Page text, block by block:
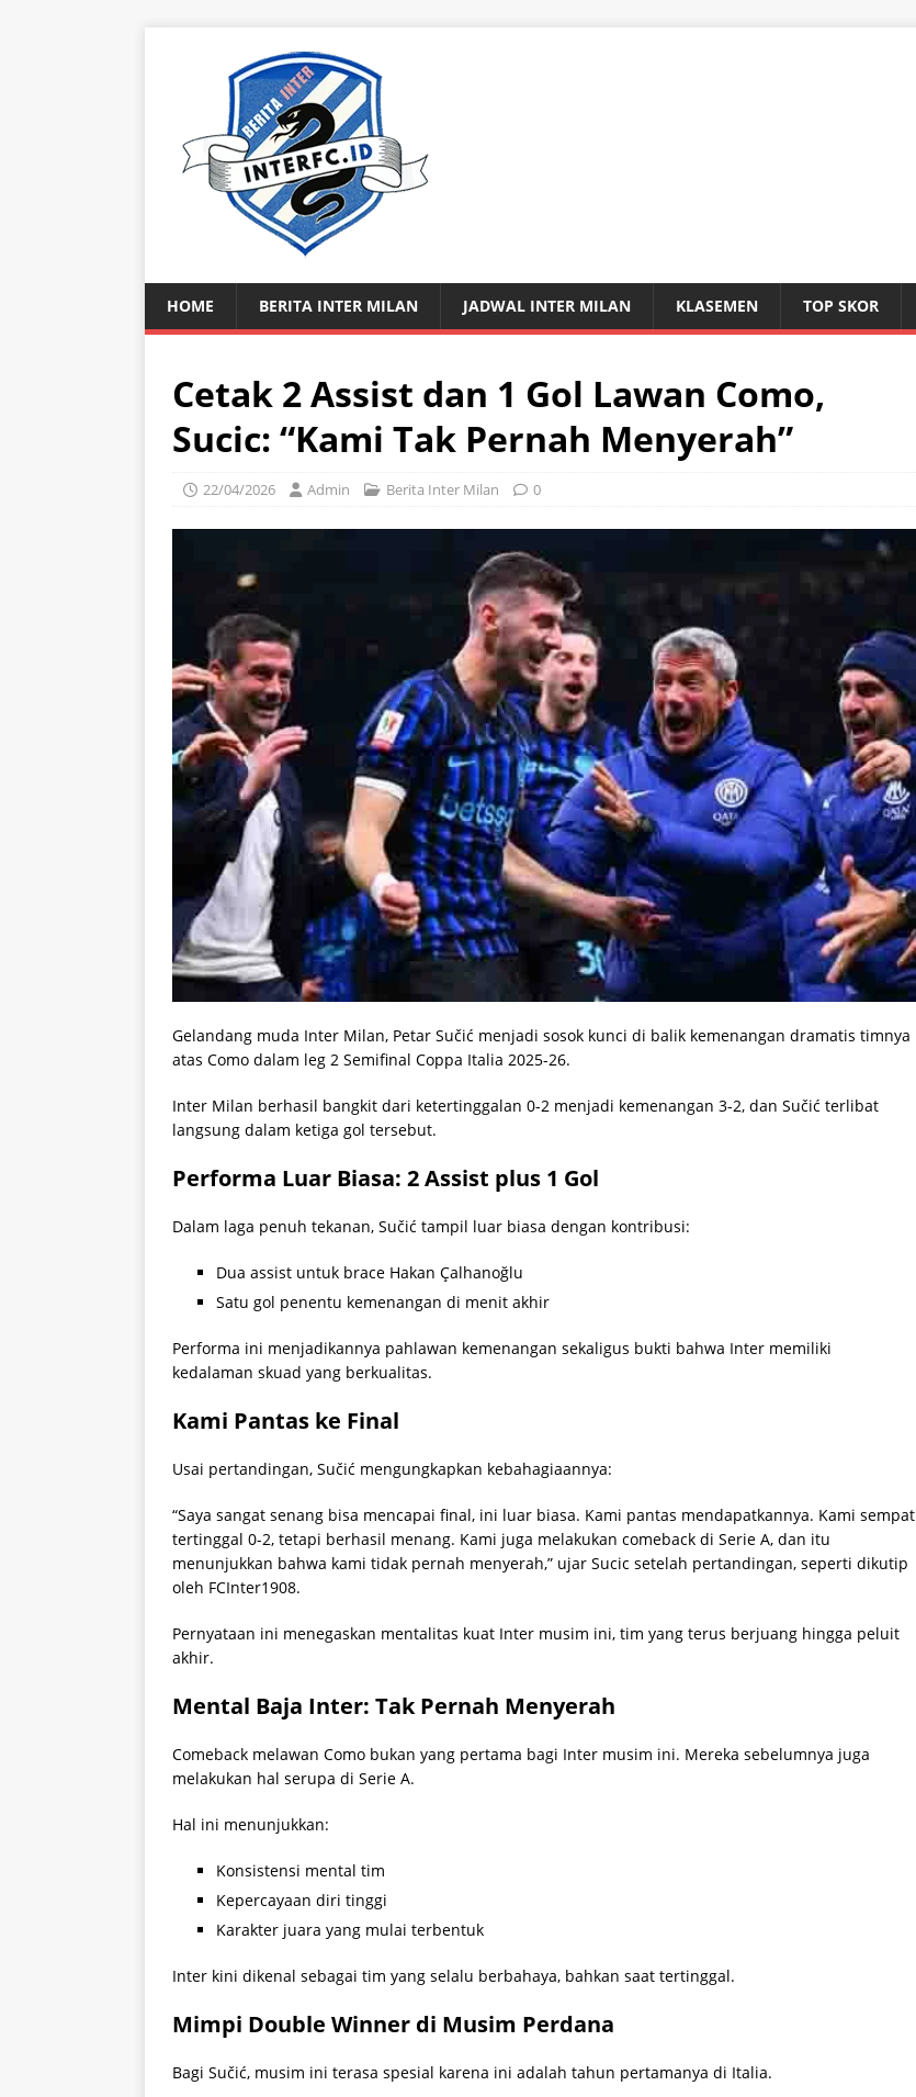
HOME BERITA INTER MILAN JADWAL INTER MILAN KLASEMEN TOP SKOR
Cetak 2 Assist dan 1 Gol Lawan Como,
Sucic: “Kami Tak Pernah Menyerah”
22/04/2026 Admin Berita Inter Milan 0
Gelandang muda Inter Milan, Petar Sučić menjadi sosok kunci di balik kemenangan dramatis timnya
atas Como dalam leg 2 Semifinal Coppa Italia 2025-26.
Inter Milan berhasil bangkit dari ketertinggalan 0-2 menjadi kemenangan 3-2, dan Sučić terlibat
langsung dalam ketiga gol tersebut.
Performa Luar Biasa: 2 Assist plus 1 Gol
Dalam laga penuh tekanan, Sučić tampil luar biasa dengan kontribusi:
Dua assist untuk brace Hakan Çalhanoğlu
Satu gol penentu kemenangan di menit akhir
Performa ini menjadikannya pahlawan kemenangan sekaligus bukti bahwa Inter memiliki
kedalaman skuad yang berkualitas.
Kami Pantas ke Final
Usai pertandingan, Sučić mengungkapkan kebahagiaannya:
“Saya sangat senang bisa mencapai final, ini luar biasa. Kami pantas mendapatkannya. Kami sempat
tertinggal 0-2, tetapi berhasil menang. Kami juga melakukan comeback di Serie A, dan itu
menunjukkan bahwa kami tidak pernah menyerah,” ujar Sucic setelah pertandingan, seperti dikutip
oleh FCInter1908.
Pernyataan ini menegaskan mentalitas kuat Inter musim ini, tim yang terus berjuang hingga peluit
akhir.
Mental Baja Inter: Tak Pernah Menyerah
Comeback melawan Como bukan yang pertama bagi Inter musim ini. Mereka sebelumnya juga
melakukan hal serupa di Serie A.
Hal ini menunjukkan:
Konsistensi mental tim
Kepercayaan diri tinggi
Karakter juara yang mulai terbentuk
Inter kini dikenal sebagai tim yang selalu berbahaya, bahkan saat tertinggal.
Mimpi Double Winner di Musim Perdana
Bagi Sučić, musim ini terasa spesial karena ini adalah tahun pertamanya di Italia.